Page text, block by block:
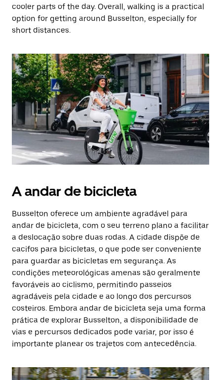
cooler parts of the day. Overall, walking is a practical
option for getting around Busselton, especially for
short distances.
A andar de bicicleta
Busselton oferece um ambiente agradável para
andar de bicicleta, com o seu terreno plano a facilitar
a deslocação sobre duas rodas. A cidade dispõe de
cacifos para bicicletas, o que pode ser conveniente
para guardar as bicicletas em segurança. As
condições meteorológicas amenas são geralmente
favoráveis ao ciclismo, permitindo passeios
agradáveis pela cidade e ao longo dos percursos
costeiros. Embora andar de bicicleta seja uma forma
prática de explorar Busselton, a disponibilidade de
vias e percursos dedicados pode variar, por isso é
importante planear os trajetos com antecedência.